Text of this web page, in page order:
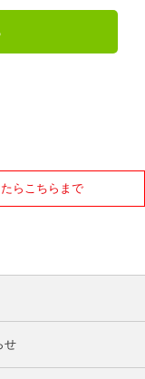
らこちらまで
せ